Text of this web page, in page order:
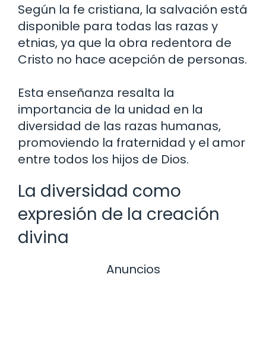
Según la fe cristiana, la salvación está
disponible para todas las razas y
etnias, ya que la obra redentora de
Cristo no hace acepción de personas.
Esta enseñanza resalta la
importancia de la unidad en la
diversidad de las razas humanas,
promoviendo la fraternidad y el amor
entre todos los hijos de Dios.
La diversidad como
expresión de la creación
divina
Anuncios